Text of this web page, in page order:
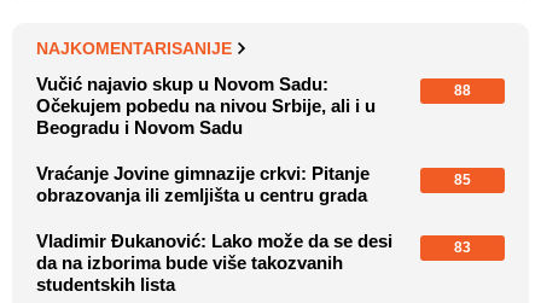
NAJKOMENTARISANIJE
Vučić najavio skup u Novom Sadu:
Očekujem pobedu na nivou Srbije, ali i u
Beogradu i Novom Sadu
88
Vraćanje Jovine gimnazije crkvi: Pitanje
obrazovanja ili zemljišta u centru grada
85
Vladimir Đukanović: Lako može da se desi
da na izborima bude više takozvanih
studentskih lista
83